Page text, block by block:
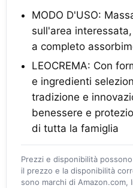
MODO D'USO:
sull'area
a completo
LEOCREMA: Con
e ingredienti
tradizione e
benessere e
di tutta la famiglia
Prezzi e disponibilità
il prezzo e la disponibilità
sono marchi di Amazon.com,